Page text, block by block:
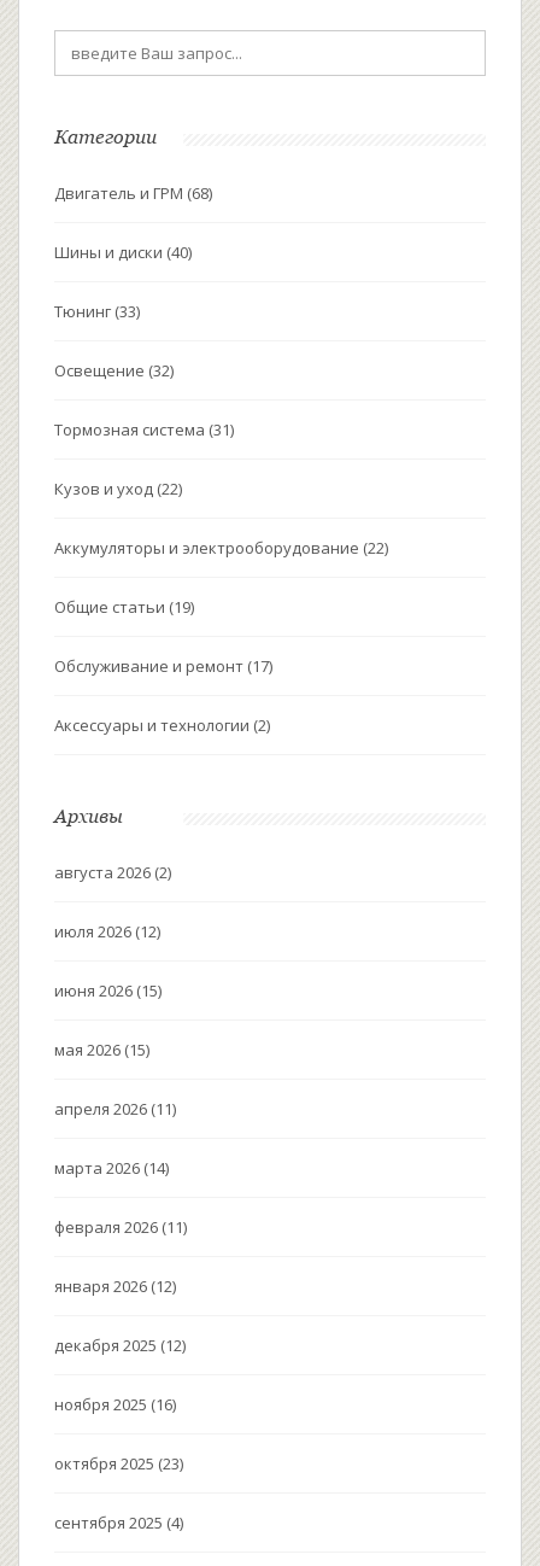
Категории
Двигатель и ГРМ (68)
Шины и диски (40)
Тюнинг (33)
Освещение (32)
Тормозная система (31)
Кузов и уход (22)
Аккумуляторы и электрооборудование (22)
Общие статьи (19)
Обслуживание и ремонт (17)
Аксессуары и технологии (2)
Архивы
августа 2026 (2)
июля 2026 (12)
июня 2026 (15)
мая 2026 (15)
апреля 2026 (11)
марта 2026 (14)
февраля 2026 (11)
января 2026 (12)
декабря 2025 (12)
ноября 2025 (16)
октября 2025 (23)
сентября 2025 (4)